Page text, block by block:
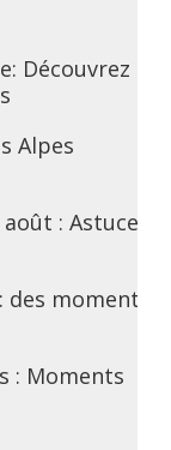
Découvrez
Alpes
: Astuces
moments
: Moments